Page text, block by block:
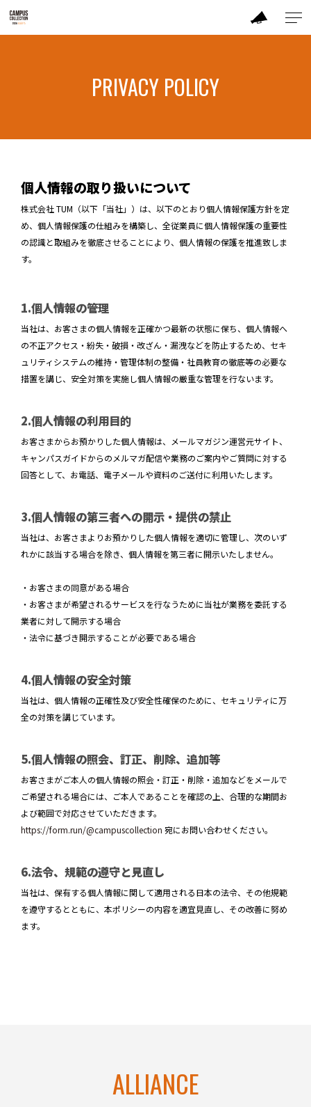
TIME TABLE
TICKET / PRICE
CONTACT
PRIVACY POLICY
個人情報の取り扱いについて
株式会社 TUM（以下「当社」）は、以下のとおり個人情報保護方針を定
め、個人情報保護の仕組みを構築し、全従業員に個人情報保護の重要性
の認識と取組みを徹底させることにより、個人情報の保護を推進致しま
す。
1.個人情報の管理
当社は、お客さまの個人情報を正確かつ最新の状態に保ち、個人情報へ
の不正アクセス・紛失・破損・改ざん・漏洩などを防止するため、セキ
ュリティシステムの維持・管理体制の整備・社員教育の徹底等の必要な
措置を講じ、安全対策を実施し個人情報の厳重な管理を行ないます。
2.個人情報の利用目的
お客さまからお預かりした個人情報は、メールマガジン運営元サイト、
キャンパスガイドからのメルマガ配信や業務のご案内やご質問に対する
回答として、お電話、電子メールや資料のご送付に利用いたします。
3.個人情報の第三者への開示・提供の禁止
当社は、お客さまよりお預かりした個人情報を適切に管理し、次のいず
れかに該当する場合を除き、個人情報を第三者に開示いたしません。
・お客さまの同意がある場合
・お客さまが希望されるサービスを行なうために当社が業務を委託する
業者に対して開示する場合
・法令に基づき開示することが必要である場合
4.個人情報の安全対策
当社は、個人情報の正確性及び安全性確保のために、セキュリティに万
全の対策を講じています。
5.個人情報の照会、訂正、削除、追加等
お客さまがご本人の個人情報の照会・訂正・削除・追加などをメールで
ご希望される場合には、ご本人であることを確認の上、合理的な期間お
よび範囲で対応させていただきます。
https://form.run/@campuscollection 宛にお問い合わせください。
6.法令、規範の遵守と見直し
当社は、保有する個人情報に関して適用される日本の法令、その他規範
を遵守するとともに、本ポリシーの内容を適宜見直し、その改善に努め
ます。
ALLIANCE